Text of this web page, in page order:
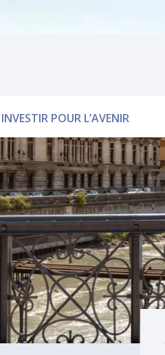
INVESTIR POUR L’AVENIR